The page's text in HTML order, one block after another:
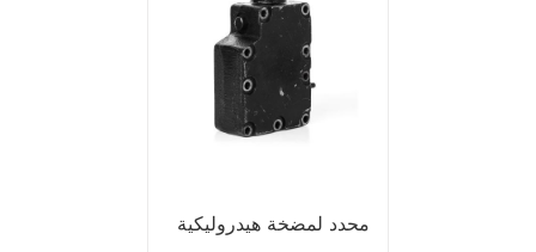
محدد لمضخة هيدروليكية